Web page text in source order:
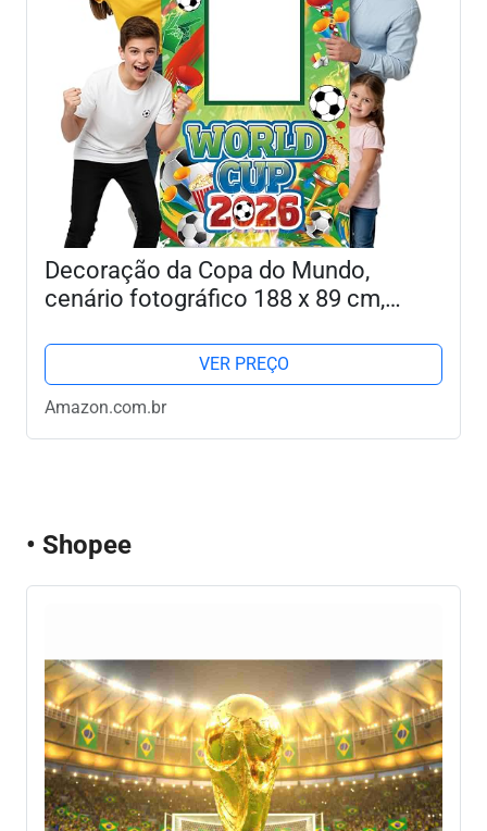
Decoração da Copa do Mundo,
cenário fotográfico 188 x 89 cm,
festa de futebol com recorte para o
rosto, fundo de copa do...
VER PREÇO
Amazon.com.br
• Shopee